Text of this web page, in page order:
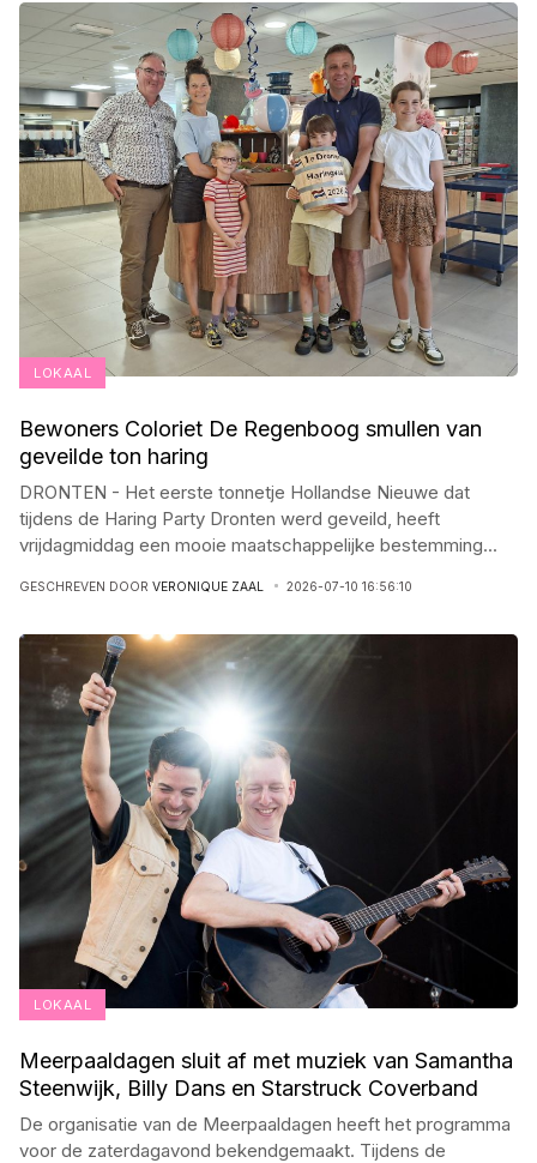
LOKAAL
Bewoners Coloriet De Regenboog smullen van
geveilde ton haring
DRONTEN - Het eerste tonnetje Hollandse Nieuwe dat
tijdens de Haring Party Dronten werd geveild, heeft
vrijdagmiddag een mooie maatschappelijke bestemming...
GESCHREVEN DOOR VERONIQUE ZAAL 2026-07-10 16:56:10
LOKAAL
Meerpaaldagen sluit af met muziek van Samantha
Steenwijk, Billy Dans en Starstruck Coverband
De organisatie van de Meerpaaldagen heeft het programma
voor de zaterdagavond bekendgemaakt. Tijdens de